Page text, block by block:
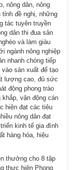
nông dân, nông
đề nghị, những
tác tuyên truyền
dân thi đua sản
và làm giàu
ngành nông nghiệp
nhanh chóng tiếp
sản xuất để tạo
lượng cao, đủ sức
động phong trào
khắp, vận động cán
hiện đạt các tiêu
nông dân đạt
kinh tế gia đình
hàng hóa, hiệu
thưởng cho 8 tập
thực hiện Phong